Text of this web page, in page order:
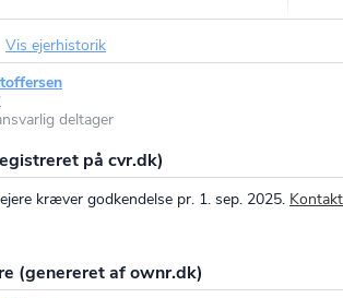
Vis ejerhistorik
deltager
på cvr.dk)
kræver godkendelse pr. 1. sep. 2025.
(genereret af ownr.dk)